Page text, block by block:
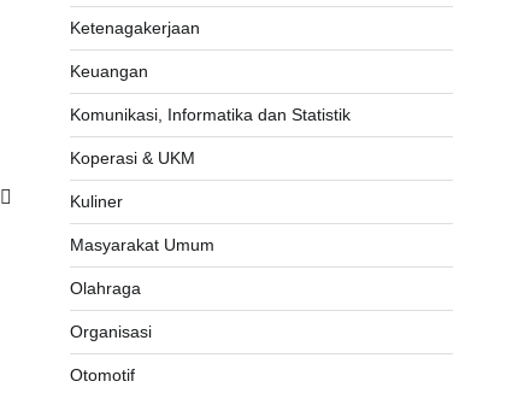
Ketenagakerjaan
Keuangan
Komunikasi, Informatika dan Statistik
Koperasi & UKM
Kuliner
Masyarakat Umum
Olahraga
Organisasi
Otomotif